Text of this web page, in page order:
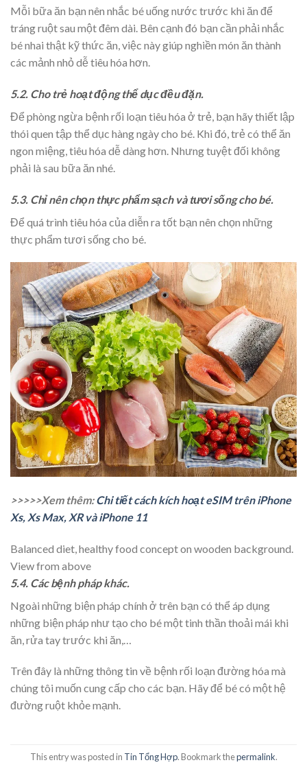
Mỗi bữa ăn bạn nên nhắc bé uống nước trước khi ăn để
tráng ruột sau một đêm dài. Bên cạnh đó bạn cần phải nhắc
bé nhai thật kỹ thức ăn, việc này giúp nghiền món ăn thành
các mảnh nhỏ dễ tiêu hóa hơn.
5.2. Cho trẻ hoạt động thể dục đều đặn.
Để phòng ngừa bệnh rối loạn tiêu hóa ở trẻ, bạn hãy thiết lập
thói quen tập thể dục hàng ngày cho bé. Khi đó, trẻ có thể ăn
ngon miệng, tiêu hóa dễ dàng hơn. Nhưng tuyệt đối không
phải là sau bữa ăn nhé.
5.3. Chỉ nên chọn thực phẩm sạch và tươi sống cho bé.
Để quá trình tiêu hóa của diễn ra tốt bạn nên chọn những
thực phẩm tươi sống cho bé.
>>>>>Xem thêm:Chi tiết cách kích hoạt eSIM trên iPhone
Xs, Xs Max, XR và iPhone 11
Balanced diet, healthy food concept on wooden background.
View from above
5.4. Các bệnh pháp khác.
Ngoài những biện pháp chính ở trên bạn có thể áp dụng
những biện pháp như tạo cho bé một tinh thần thoải mái khi
ăn, rửa tay trước khi ăn,…
Trên đây là những thông tin về bệnh rối loạn đường hóa mà
chúng tôi muốn cung cấp cho các bạn. Hãy để bé có một hệ
đường ruột khỏe mạnh.
This entry was posted in Tin Tổng Hợp. Bookmark thepermalink.